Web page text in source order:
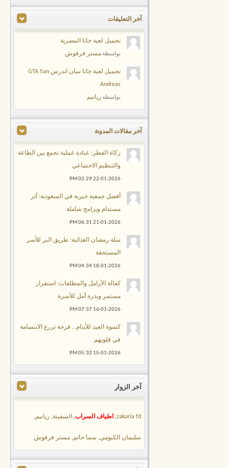
آخر التعليقات
تحميل لعبة جاتا المصرية
بواسطةمستر فرفوش
تحميل لعبة جاتا سان اندرس GTA San
Andreas
بواسطة ريانيم
آخر مقالات المدونة
زكاة الفطر: عبادة عملية تجمع بين الطاعة
والتنظيم الاجتماعي
22-01-2026
02:29 PM
أفضل جمعية خيرية في السعودية: أثر
مستدام وبرامج شاملة
21-01-2026
06:31 PM
سلة رمضان الغذائية: طريق البر للأسر
المستحقة
18-01-2026
04:34 PM
كفالة الأرامل والمطلقات: استقرار
مستمر وبذرة أمل للأسرة
16-01-2026
07:37 PM
كسوة العيد للأيتام… فرحة تزرع الابتسامة
في قلوبهم
15-01-2026
05:32 PM
آخر الزوار
zakaria fd
, اطياف السراب, السفينة, ريانيم,
سليمان الكيومي, سما حاتم, مستر فرفوش